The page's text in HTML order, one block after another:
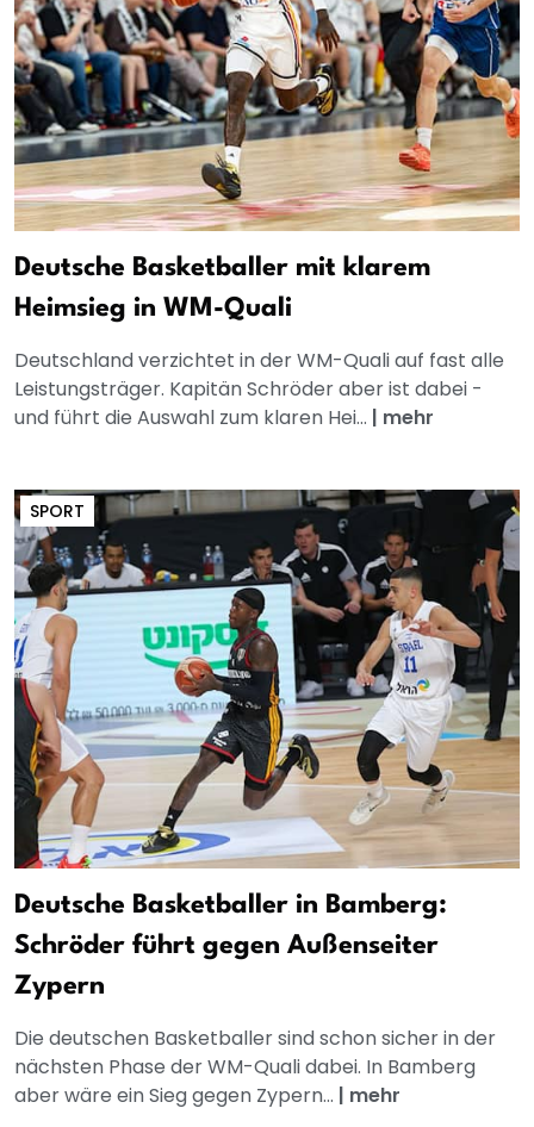
Deutsche Basketballer mit klarem
Heimsieg in WM-Quali
Deutschland verzichtet in der WM-Quali auf fast alle
Leistungsträger. Kapitän Schröder aber ist dabei -
und führt die Auswahl zum klaren Hei... | mehr
SPORT
Deutsche Basketballer in Bamberg:
Schröder führt gegen Außenseiter
Zypern
Die deutschen Basketballer sind schon sicher in der
nächsten Phase der WM-Quali dabei. In Bamberg
aber wäre ein Sieg gegen Zypern... | mehr